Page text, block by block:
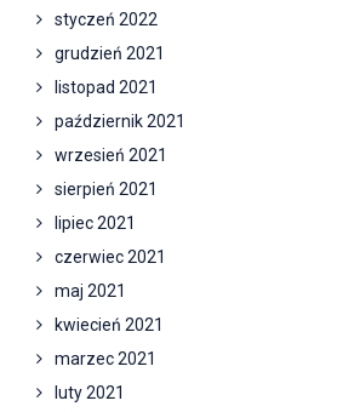
styczeń 2022
grudzień 2021
listopad 2021
październik 2021
wrzesień 2021
sierpień 2021
lipiec 2021
czerwiec 2021
maj 2021
kwiecień 2021
marzec 2021
luty 2021